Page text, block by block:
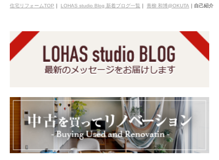
住宅リフォームTOP ｜ LOHAS studio Blog 新着ブログ一覧 ｜ 青柳 和博@OKUTA ｜ 自己紹介